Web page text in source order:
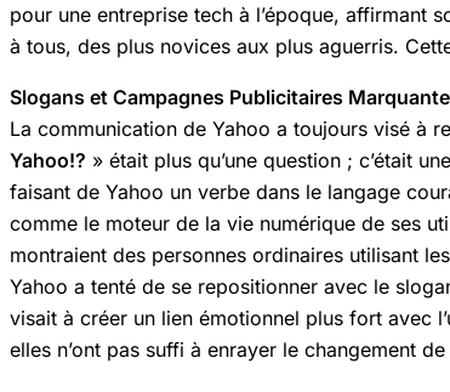
pour une entreprise tech à l’époque, affirmant
à tous, des plus novices aux plus aguerris.
Slogans et Campagnes Publicitaires
La communication de Yahoo a toujours visé à
Yahoo!? » était plus qu’une question ; c’était
faisant de Yahoo un verbe dans le langage
comme le moteur de la vie numérique de ses
montraient des personnes ordinaires utilisant
Yahoo a tenté de se repositionner avec le
visait à créer un lien émotionnel plus fort avec
elles n’ont pas suffi à enrayer le changement